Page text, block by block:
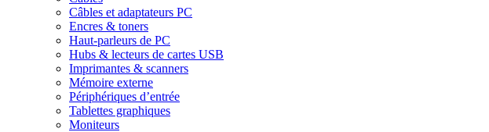
Câbles et adaptateurs PC
Encres & toners
Haut-parleurs de PC
Hubs & lecteurs de cartes USB
Imprimantes & scanners
Mémoire externe
Périphériques d’entrée
Tablettes graphiques
Moniteurs